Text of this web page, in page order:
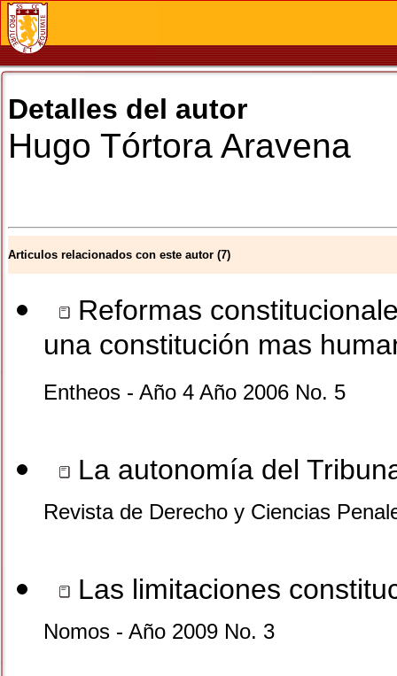
Detalles del autor
Hugo Tórtora Aravena
Articulos relacionados con este autor (7)
Reformas
una constitución mas
Entheos - Año 4 Año 2006 No. 5
La autonomía del
Revista de Derecho y Ciencias
Las limitaciones
Nomos - Año 2009 No. 3